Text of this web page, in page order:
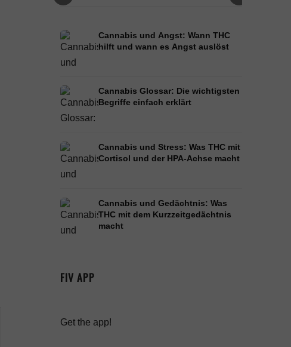
Cannabis und Angst: Wann THC
hilft und wann es Angst auslöst
Cannabis Glossar: Die wichtigsten
Begriffe einfach erklärt
Cannabis und Stress: Was THC mit
Cortisol und der HPA-Achse macht
Cannabis und Gedächtnis: Was
THC mit dem Kurzzeitgedächtnis
macht
FIV APP
Get the app!